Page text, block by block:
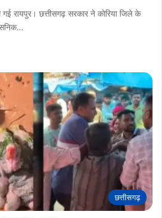
गई रायपुर। छत्तीसगढ़ सरकार ने कोरिया जिले के
छत्तीसगढ़